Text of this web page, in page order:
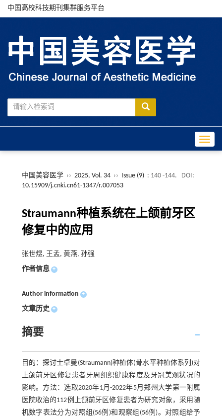
中国高校科技期刊集群服务平台
中国美容医学 ›› 2025, Vol. 34 ›› Issue (9) : 140 -144.
DOI:
10.15909/j.cnki.cn61-1347/r.007053
Straumann种植系统在上颌前牙区
修复中的应用
张世煜, 王孟, 黄燕, 孙强
作者信息 +
Author information +
文章历史 +
摘要
目的：探讨士卓曼(Straumann)种植体(骨水平种植体系列)对
上颌前牙区修复患者牙周组织健康程度及牙冠美观状况的
影响。方法：选取2020年1月-2022年5月郑州大学第一附属
医院收治的112例上颌前牙区修复患者为研究对象，采用随
机数字表法分为对照组(56例)和观察组(56例)。对照组给予